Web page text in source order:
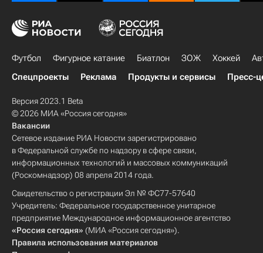
Футбол Фигурное катание Биатлон ЗОЖ Хоккей
Спецпроекты
Реклама Продукты и сервисы Пресс-
Версия 2023.1 Beta
© 2026 МИА «Россия сегодня»
Вакансии
Сетевое издание РИА Новости зарегистрировано
в Федеральной службе по надзору в сфере связи,
информационных технологий и массовых коммуникаций
(Роскомнадзор) 08 апреля 2014 года.
Свидетельство о регистрации Эл № ФС77-57640
Учредитель: Федеральное государственное унитарное
предприятие Международное информационное агентство
«Россия сегодня» (МИА «Россия сегодня»).
Правила использования материалов